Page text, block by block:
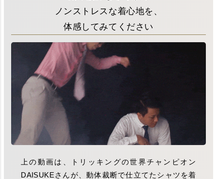
ノンストレスな着心地を、
体感してみてください
上の動画は、トリッキングの世界チャンピオン
DAISUKEさんが、動体裁断で仕立てたシャツを着